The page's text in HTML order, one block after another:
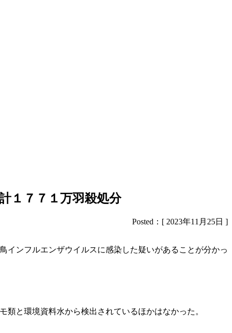
１７７１万羽殺処分
Posted：[ 2023年11月25日 ]
インフルエンザウイルスに感染した疑いがあることが分かっ
と環境資料水から検出されているほかはなかった。